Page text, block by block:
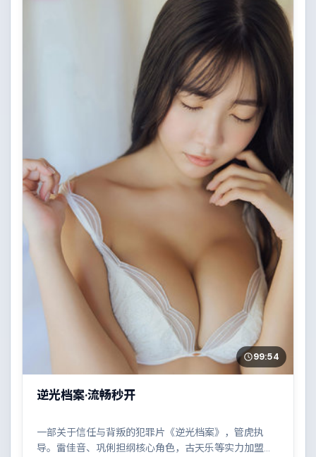
99:54
逆光档案·流畅秒开
一部关于信任与背叛的犯罪片《逆光档案》，管虎执
导。雷佳音、巩俐担纲核心角色，古天乐等实力加盟，